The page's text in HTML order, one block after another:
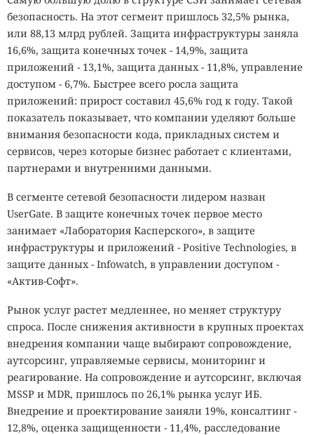
безопасность. На этот сегмент пришлось 32,5% рынка,
или 88,13 млрд рублей. Защита инфраструктуры заняла
16,6%, защита конечных точек - 14,9%, защита
приложений - 13,1%, защита данных - 11,8%, управление
доступом - 6,7%. Быстрее всего росла защита
приложений: прирост составил 45,6% год к году. Такой
показатель показывает, что компании уделяют больше
внимания безопасности кода, прикладных систем и
сервисов, через которые бизнес работает с клиентами,
партнерами и внутренними данными.
В сегменте сетевой безопасности лидером назван
UserGate. В защите конечных точек первое место
занимает «Лаборатория Касперского», в защите
инфраструктуры и приложений - Positive Technologies, в
защите данных - Infowatch, в управлении доступом -
«Актив-Софт».
Рынок услуг растет медленнее, но меняет структуру
спроса. После снижения активности в крупных проектах
внедрения компании чаще выбирают сопровождение,
аутсорсинг, управляемые сервисы, мониторинг и
реагирование. На сопровождение и аутсорсинг, включая
MSSP и MDR, пришлось по 26,1% рынка услуг ИБ.
Внедрение и проектирование заняли 19%, консалтинг -
12,8%, оценка защищенности - 11,4%, расследование